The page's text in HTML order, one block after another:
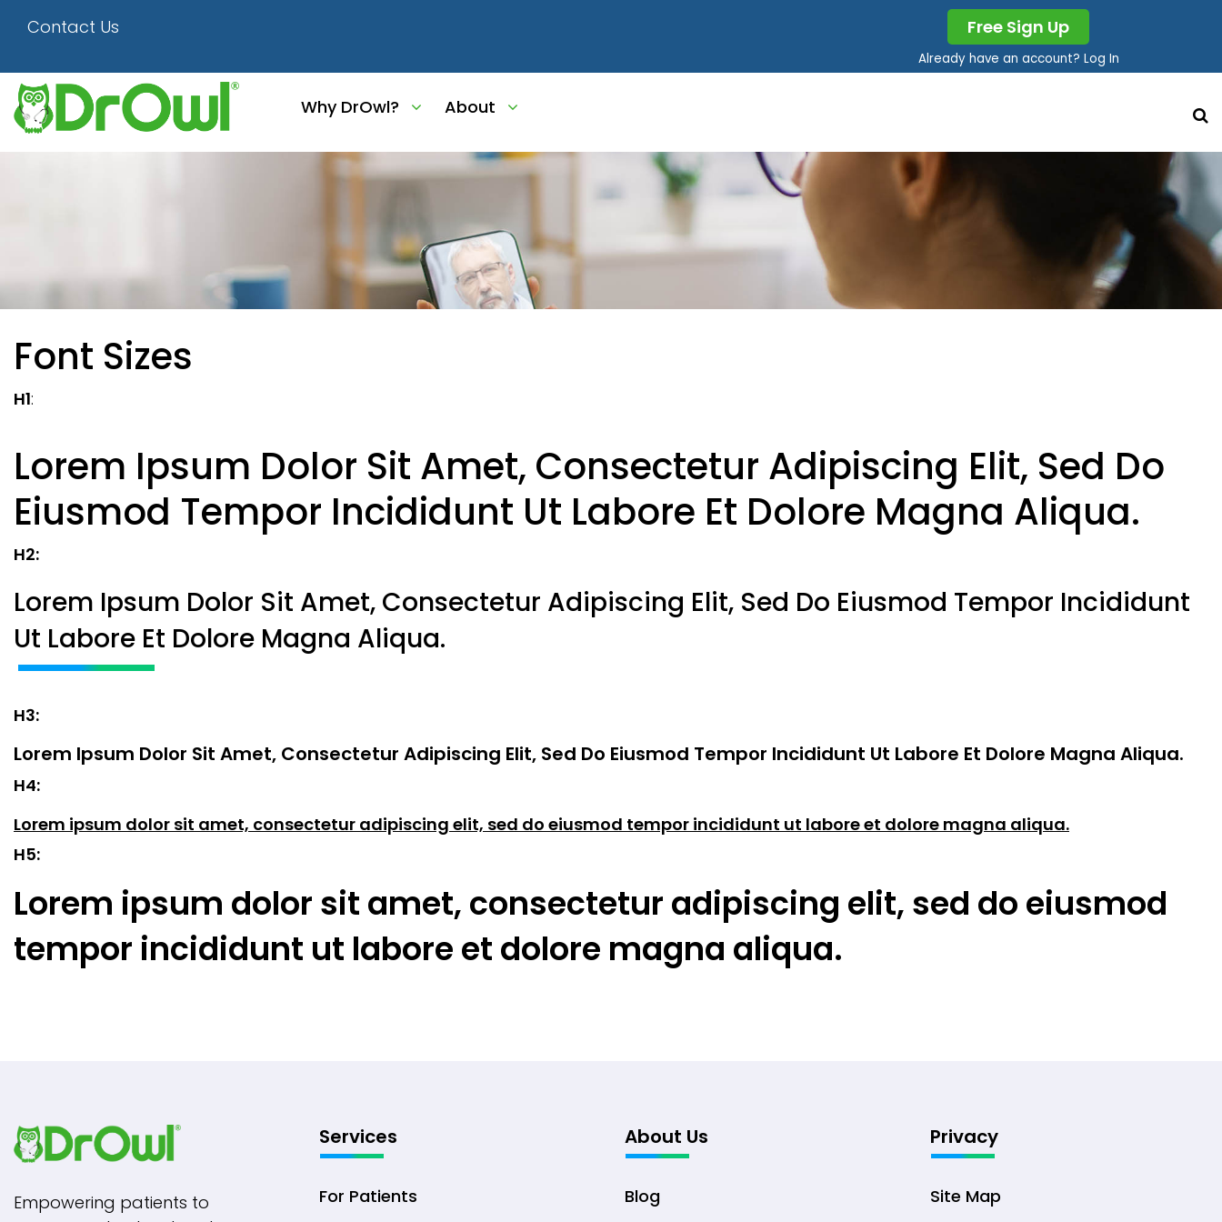
Contact Us Free Sign Up
Already have an account? Log In
Why DrOwl? About
Font Sizes
H1:
Lorem Ipsum Dolor Sit Amet, Consectetur Adipiscing Elit, Sed Do
Eiusmod Tempor Incididunt Ut Labore Et Dolore Magna Aliqua.
H2:
Lorem Ipsum Dolor Sit Amet, Consectetur Adipiscing Elit, Sed Do Eiusmod Tempor Incididunt
Ut Labore Et Dolore Magna Aliqua.
H3:
Lorem Ipsum Dolor Sit Amet, Consectetur Adipiscing Elit, Sed Do Eiusmod Tempor Incididunt Ut Labore Et Dolore Magna Aliqua.
H4:
Lorem ipsum dolor sit amet, consectetur adipiscing elit, sed do eiusmod tempor incididunt ut labore et dolore magna aliqua.
H5:
Lorem ipsum dolor sit amet, consectetur adipiscing elit, sed do eiusmod
tempor incididunt ut labore et dolore magna aliqua.
Empowering patients to
Services
For Patients
About Us
Blog
Privacy
Site Map